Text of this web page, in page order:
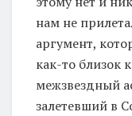
нам не
аргумент,
как-то близок
межзвездный
залетевший в